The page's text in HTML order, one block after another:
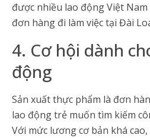
được nhiều lao động Việt
đơn hàng đi làm việc tại Đài
4. Cơ hội dành
động
Sản xuất thực phẩm là đơn
lao động trẻ muốn tìm kiếm
Với mức lương cơ bản khá